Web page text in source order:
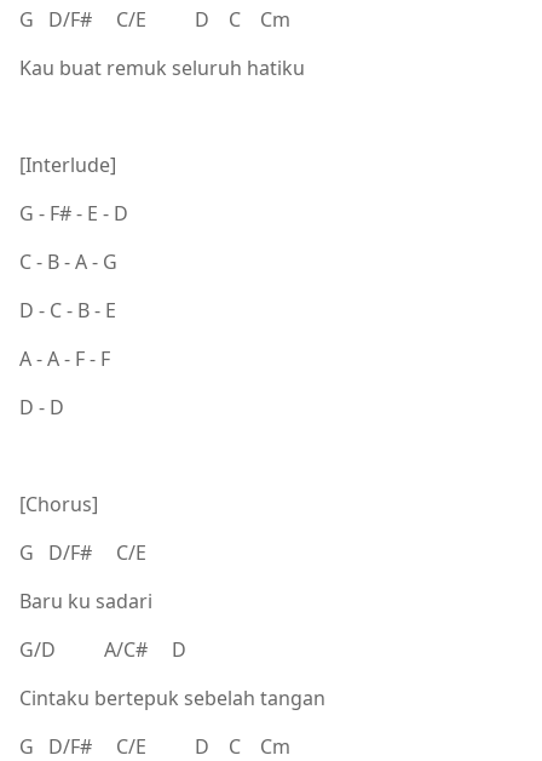
G D/F# C/E D C Cm
Kau buat remuk seluruh hatiku
[Interlude]
G - F# - E - D
C - B - A - G
D - C - B - E
A - A - F - F
D - D
[Chorus]
G D/F# C/E
Baru ku sadari
G/D A/C# D
Cintaku bertepuk sebelah tangan
G D/F# C/E D C Cm